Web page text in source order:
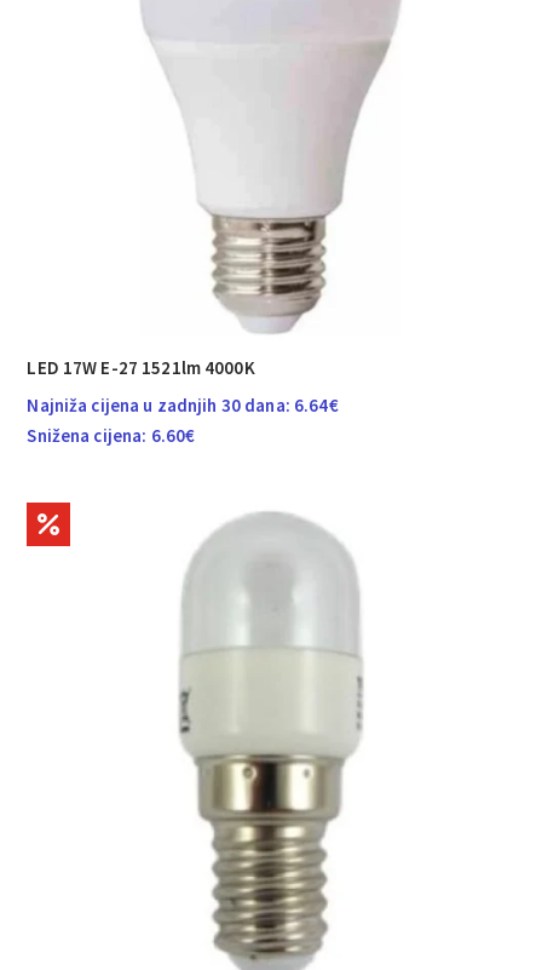
LED 17W E-27 1521lm 4000K
Najniža cijena u zadnjih 30 dana: 6.64€
Snižena cijena: 6.60€